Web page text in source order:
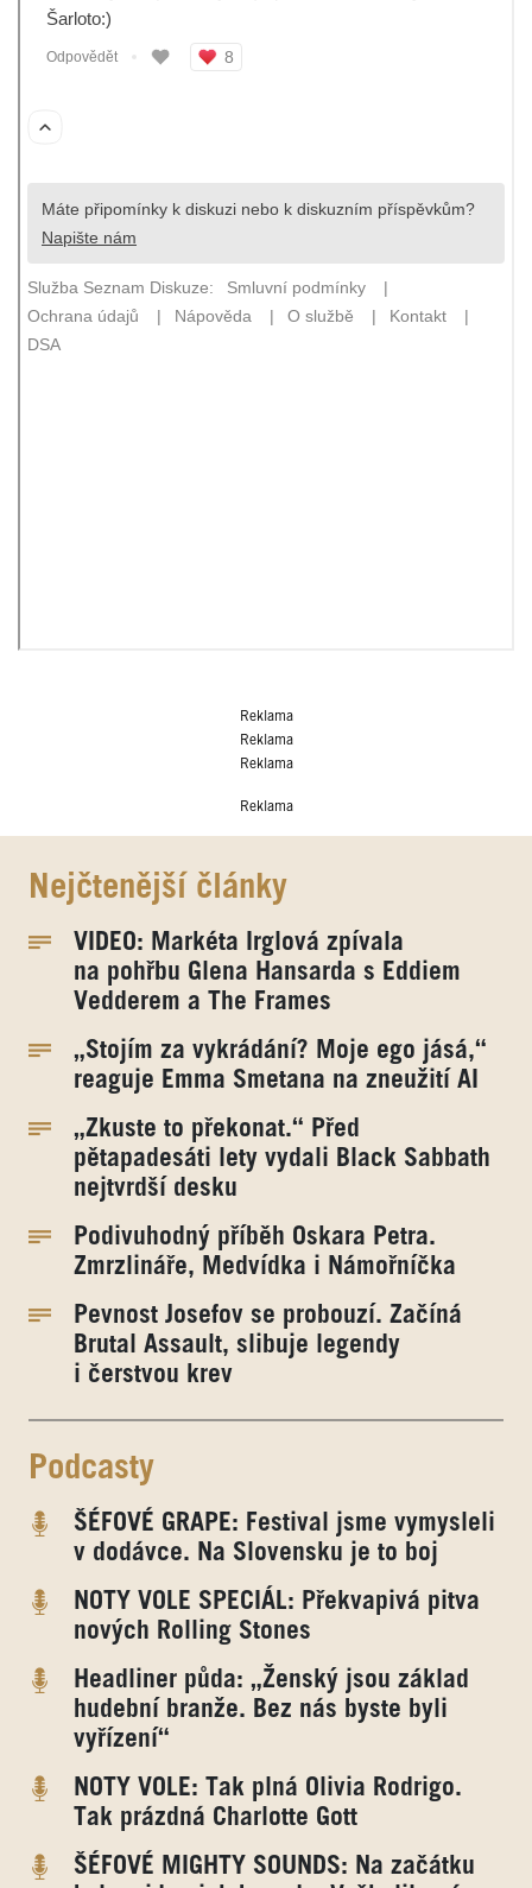
Reklama
Reklama
Reklama
Reklama
Nejčtenější články
VIDEO: Markéta Irglová zpívala
na pohřbu Glena Hansarda s Eddiem
Vedderem a The Frames
„Stojím za vykrádání? Moje ego jásá,“
reaguje Emma Smetana na zneužití AI
„Zkuste to překonat.“ Před
pětapadesáti lety vydali Black Sabbath
nejtvrdší desku
Podivuhodný příběh Oskara Petra.
Zmrzlináře, Medvídka i Námořníčka
Pevnost Josefov se probouzí. Začíná
Brutal Assault, slibuje legendy
i čerstvou krev
Podcasty
ŠÉFOVÉ GRAPE: Festival jsme vymysleli
v dodávce. Na Slovensku je to boj
NOTY VOLE SPECIÁL: Překvapivá pitva
nových Rolling Stones
Headliner půda: „Ženský jsou základ
hudební branže. Bez nás byste byli
vyřízení“
NOTY VOLE: Tak plná Olivia Rodrigo.
Tak prázdná Charlotte Gott
ŠÉFOVÉ MIGHTY SOUNDS: Na začátku